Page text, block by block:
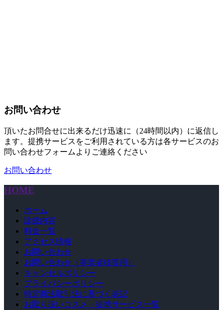
お問い合わせ
頂いたお問合せに出来るだけ迅速に（24時間以内）に返信し
ます。提携サービスをご利用されている方は各サービスのお
問い合わせフォームよりご連絡ください
お問い合わせ
HOME
ホーム
診療内容
料金一覧
アクセス情報
お問い合わせ
お問い合わせ（事業者様専用）
キャンセルポリシー
プライバシーポリシー
特定商法取引法に基づく表記
お取り扱いコスメ・提携サービス一覧